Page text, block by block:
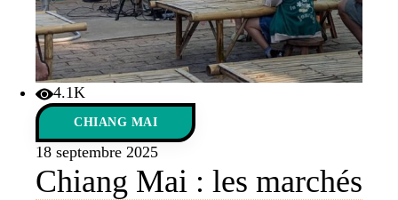
4.1K
CHIANG MAI
18 septembre 2025
Chiang Mai : les marchés